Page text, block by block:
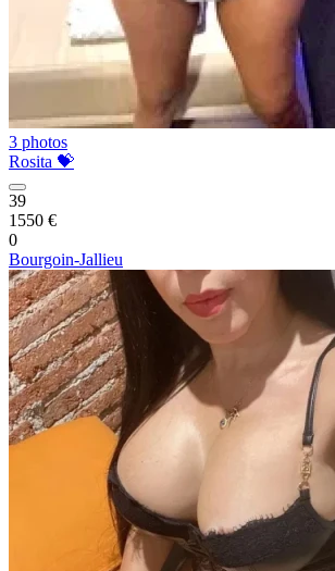
3 photos
Rosita 💝
39
1550 €
0
Bourgoin-Jallieu